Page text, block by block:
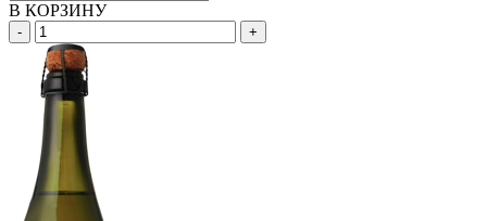
В КОРЗИНУ
- +